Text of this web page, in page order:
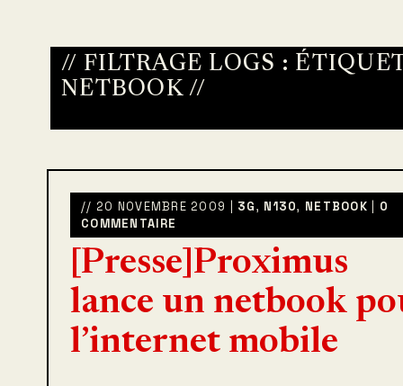
// FILTRAGE LOGS :
NETBOOK//
// 20 NOVEMBRE 2009 | 3G, N130, NETBOOK
0
COMMENTAIRE
[Presse]Proximus
lance un netbook
l’internet mobile